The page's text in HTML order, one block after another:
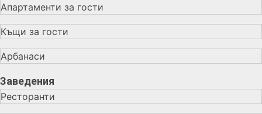
Апартаменти за гости
Къщи за гости
Арбанаси
Заведения
Ресторанти